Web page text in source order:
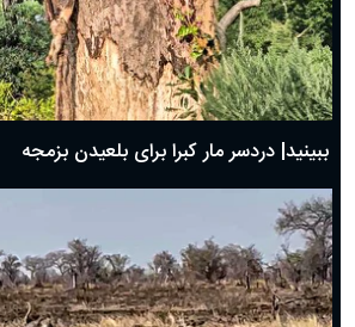
ببینید| دردسر مار کبرا برای بلعیدن بزمجه